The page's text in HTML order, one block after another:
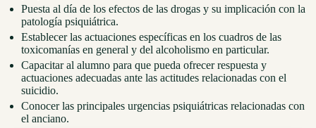
Puesta al día de los efectos de las drogas y su implicación con la
patología psiquiátrica.
Establecer las actuaciones específicas en los cuadros de las
toxicomanías en general y del alcoholismo en particular.
Capacitar al alumno para que pueda ofrecer respuesta y
actuaciones adecuadas ante las actitudes relacionadas con el
suicidio.
Conocer las principales urgencias psiquiátricas relacionadas con
el anciano.